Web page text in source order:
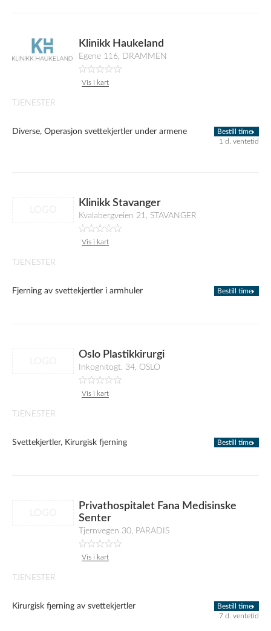
Klinikk Haukeland
Egene 116, DRAMMEN
Vis i kart
TJENESTER
Diverse, Operasjon svettekjertler under armene
Bestill time
1 d. ventetid
Klinikk Stavanger
Kvalabergveien 21, STAVANGER
Vis i kart
TJENESTER
Fjerning av svettekjertler i armhuler Bestill time
Oslo Plastikkirurgi
Inkognitogt. 34, OSLO
Vis i kart
TJENESTER
Svettekjertler, Kirurgisk fjerning Bestill time
Privathospitalet Fana Medisinske
Senter
Tjernvegen 30, PARADIS
Vis i kart
TJENESTER
Kirurgisk fjerning av svettekjertler
Bestill time
7 d. ventetid